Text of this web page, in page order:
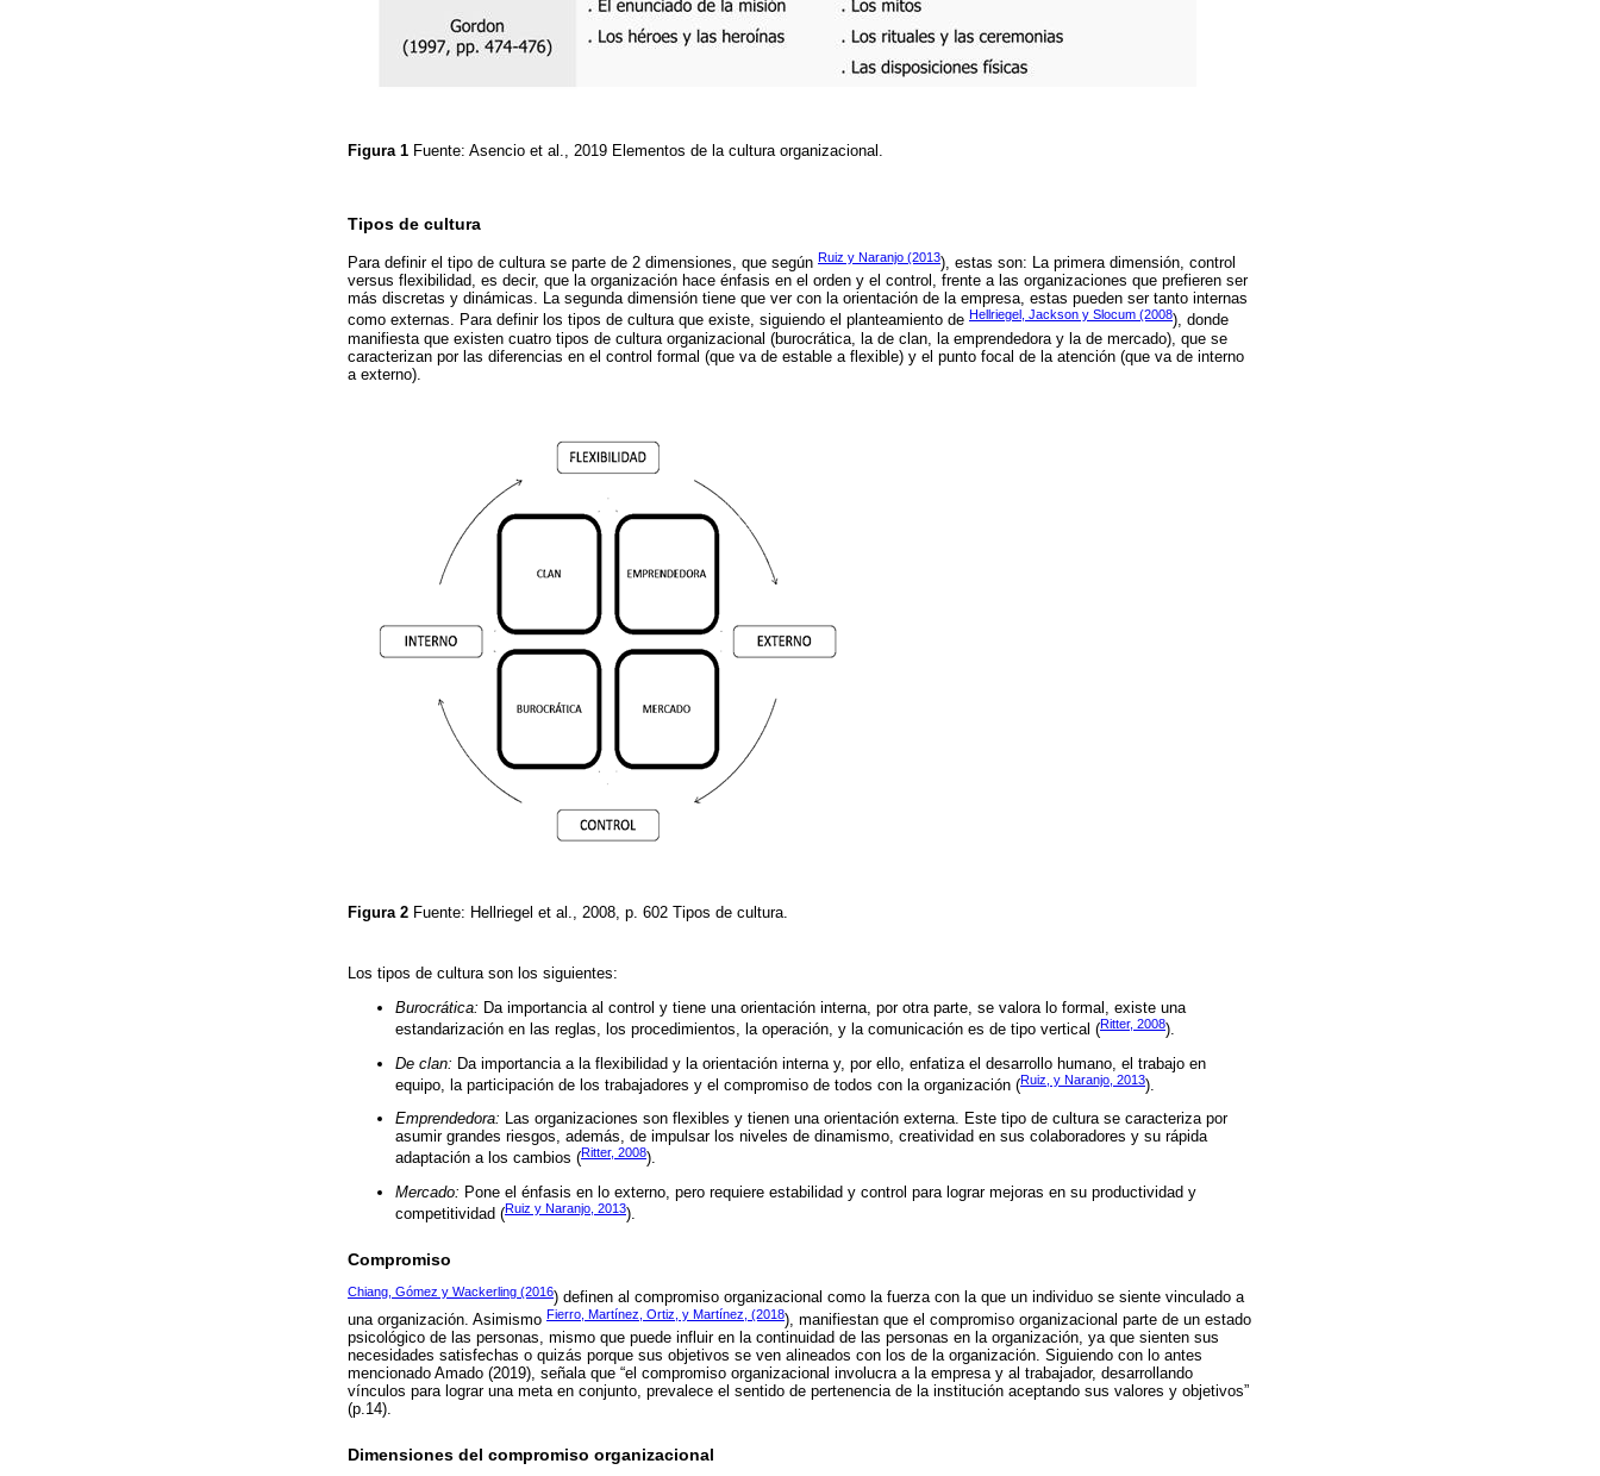
Figura 1 Fuente: Asencio et al., 2019 Elementos de la cultura organizacional.
Tipos de cultura
Para definir el tipo de cultura se parte de 2 dimensiones, que según Ruiz y Naranjo (2013), estas son: La primera dimensión, control
versus flexibilidad, es decir, que la organización hace énfasis en el orden y el control, frente a las organizaciones que prefieren ser
más discretas y dinámicas. La segunda dimensión tiene que ver con la orientación de la empresa, estas pueden ser tanto internas
como externas. Para definir los tipos de cultura que existe, siguiendo el planteamiento de Hellriegel, Jackson y Slocum (2008), donde
manifiesta que existen cuatro tipos de cultura organizacional (burocrática, la de clan, la emprendedora y la de mercado), que se
caracterizan por las diferencias en el control formal (que va de estable a flexible) y el punto focal de la atención (que va de interno
a externo).
Figura 2 Fuente: Hellriegel et al., 2008, p. 602 Tipos de cultura.
Los tipos de cultura son los siguientes:
Burocrática: Da importancia al control y tiene una orientación interna, por otra parte, se valora lo formal, existe una
estandarización en las reglas, los procedimientos, la operación, y la comunicación es de tipo vertical (Ritter, 2008).
De clan: Da importancia a la flexibilidad y la orientación interna y, por ello, enfatiza el desarrollo humano, el trabajo en
equipo, la participación de los trabajadores y el compromiso de todos con la organización (Ruiz, y Naranjo, 2013).
Emprendedora: Las organizaciones son flexibles y tienen una orientación externa. Este tipo de cultura se caracteriza por
asumir grandes riesgos, además, de impulsar los niveles de dinamismo, creatividad en sus colaboradores y su rápida
adaptación a los cambios (Ritter, 2008).
Mercado: Pone el énfasis en lo externo, pero requiere estabilidad y control para lograr mejoras en su productividad y
competitividad (Ruiz y Naranjo, 2013).
Compromiso
Chiang, Gómez y Wackerling (2016) definen al compromiso organizacional como la fuerza con la que un individuo se siente vinculado a
una organización. Asimismo Fierro, Martínez, Ortiz, y Martínez, (2018), manifiestan que el compromiso organizacional parte de un estado
psicológico de las personas, mismo que puede influir en la continuidad de las personas en la organización, ya que sienten sus
necesidades satisfechas o quizás porque sus objetivos se ven alineados con los de la organización. Siguiendo con lo antes
mencionado Amado (2019), señala que “el compromiso organizacional involucra a la empresa y al trabajador, desarrollando
vínculos para lograr una meta en conjunto, prevalece el sentido de pertenencia de la institución aceptando sus valores y objetivos”
(p.14).
Dimensiones del compromiso organizacional